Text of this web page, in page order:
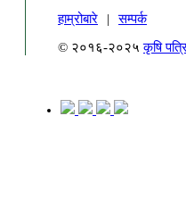
हाम्रोबारे |
सम्पर्क
© २०१६-२०२५कृषि